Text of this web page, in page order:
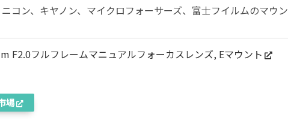
コン、キヤノン、マイクロフォーサーズ、富士フイルムのマウン
F2.0フルフレームマニュアルフォーカスレンズ, Eマウント
場